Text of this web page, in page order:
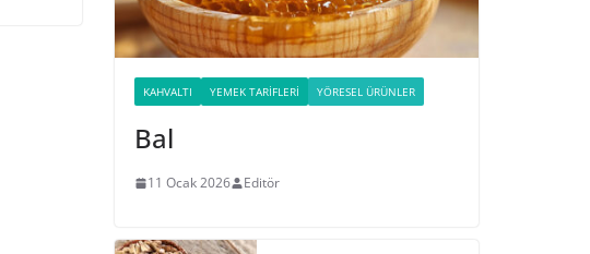
KAHVALTI YEMEK TARIFLERI YÖRESEL ÜRÜNLER
Bal
11 Ocak 2026 Editör